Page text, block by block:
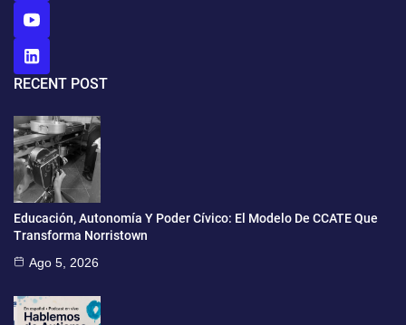
RECENT POST
Educación, Autonomía Y Poder Cívico: El Modelo De CCATE Que
Transforma Norristown
Ago 5, 2026